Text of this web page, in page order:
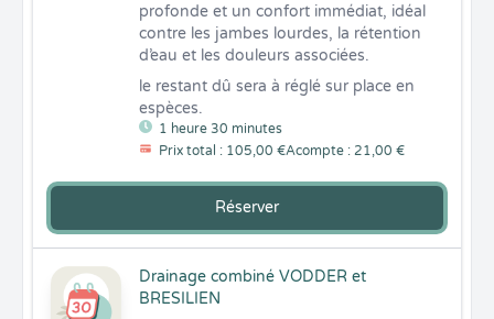
1 heure 30 minutes
Prix total : 105,00 €Acompte : 21,00 €
le restant dû sera à réglé sur place en
espèces.
profonde et un confort immédiat, idéal
contre les jambes lourdes, la rétention
d’eau et les douleurs associées.
Réserver
Drainage combiné VODDER et
BRESILIEN